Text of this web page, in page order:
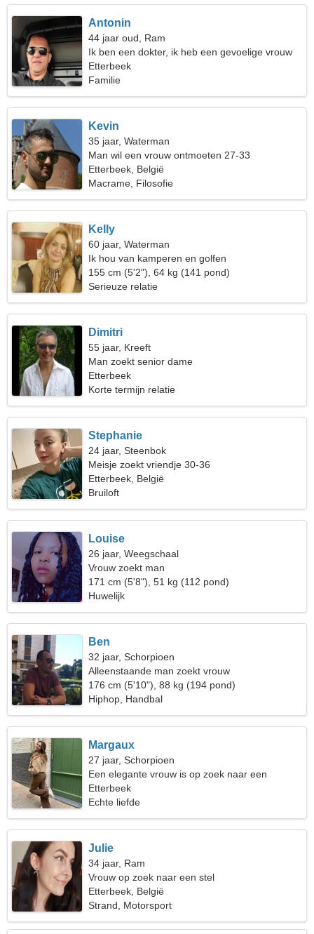
Antonin
44 jaar oud, Ram
Ik ben een dokter, ik heb een gevoelige vrouw
nodig
Etterbeek
Familie
Kevin
35 jaar, Waterman
Man wil een vrouw ontmoeten 27-33
Etterbeek, België
Macrame, Filosofie
Kelly
60 jaar, Waterman
Ik hou van kamperen en golfen
155 cm (5'2"), 64 kg (141 pond)
Serieuze relatie
Dimitri
55 jaar, Kreeft
Man zoekt senior dame
Etterbeek
Korte termijn relatie
Stephanie
24 jaar, Steenbok
Meisje zoekt vriendje 30-36
Etterbeek, België
Bruiloft
Louise
26 jaar, Weegschaal
Vrouw zoekt man
171 cm (5'8"), 51 kg (112 pond)
Huwelijk
Ben
32 jaar, Schorpioen
Alleenstaande man zoekt vrouw
176 cm (5'10"), 88 kg (194 pond)
Hiphop, Handbal
Margaux
27 jaar, Schorpioen
Een elegante vrouw is op zoek naar een
serieuze relatie
Etterbeek
Echte liefde
Julie
34 jaar, Ram
Vrouw op zoek naar een stel
Etterbeek, België
Strand, Motorsport